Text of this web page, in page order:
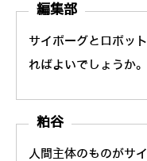
編集部
サイボーグとロボッ
ればよいでしょうか。
粕谷
人間主体のものがサ